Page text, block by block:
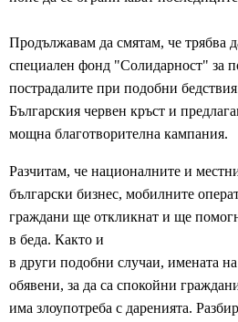
Продължавам да смятам, че трябва
специален фонд "Солидарност" за
пострадалите при подобни
Българския червен кръст и
мощна благотворителна кампания.
Разчитам, че националните и
български бизнес, мобилните
граждани ще откликнат и ще
в беда. Както и
в други подобни случаи, имената
обявени, за да са спокойни
има злоупотреба с даренията.